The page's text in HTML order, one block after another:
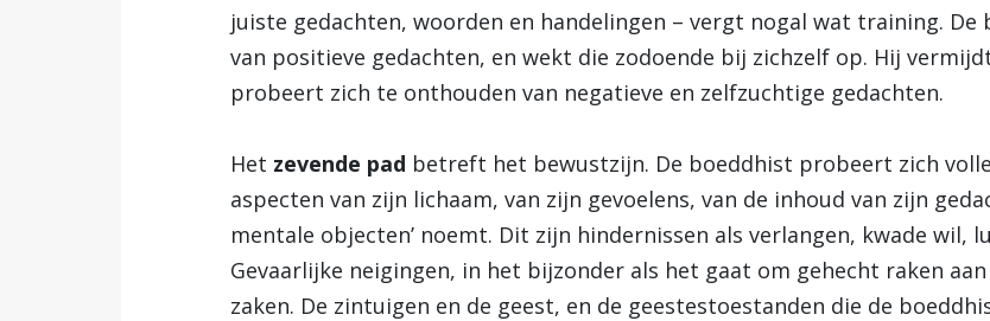
juiste gedachten, woorden en handelingen – vergt nogal wat training.
van positieve gedachten, en wekt die zodoende bij zichzelf op. Hij
probeert zich te onthouden van negatieve en zelfzuchtige gedachten.
Het zevende pad betreft het bewustzijn. De boeddhist probeert zich
aspecten van zijn lichaam, van zijn gevoelens, van de inhoud van zijn
mentale objecten’ noemt. Dit zijn hindernissen als verlangen, kwade wil,
Gevaarlijke neigingen, in het bijzonder als het gaat om gehecht raken
zaken. De zintuigen en de geest, en de geestestoestanden die de